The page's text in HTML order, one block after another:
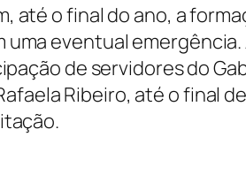
até o final do ano, a
eventual emergência.
de servidores do
Ribeiro, até o final